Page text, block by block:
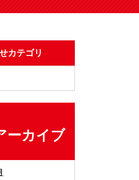
カテゴリ
ーカイブ